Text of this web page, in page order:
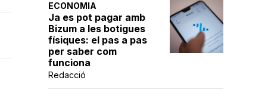
ECONOMIA
Ja es pot pagar amb
Bizum a les botigues
físiques: el pas a pas
per saber com
funciona
Redacció